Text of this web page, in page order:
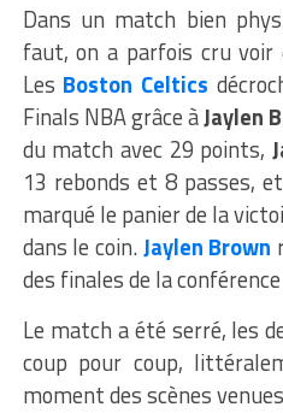
Dans un match bien
faut, on a parfois cru
Les Boston Celtics
Finals NBA grâce àJaylen
du match avec 29 points,
13 rebonds et 8 passes, et
marqué le panier de la
dans le coin.Jaylen Brown
des finales de la
Le match a été serré, les
coup pour coup,
moment des scènes